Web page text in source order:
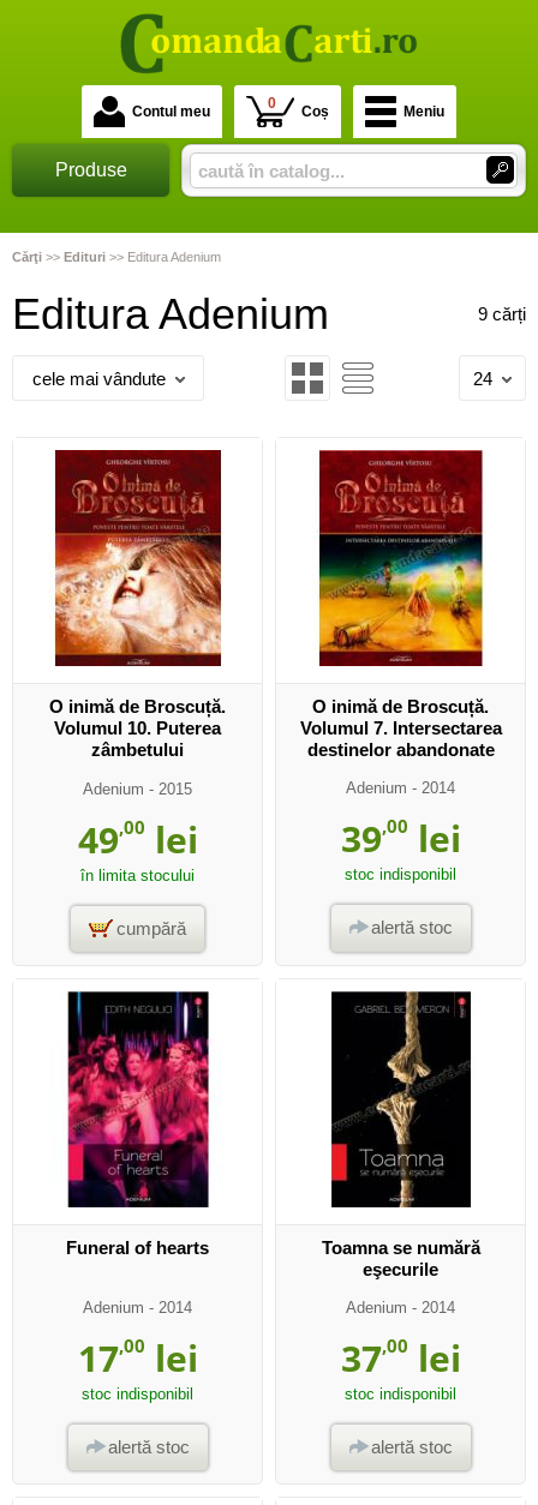
Contul meu 0 Coș Meniu
Produse
Cărţi >> Edituri >> Editura Adenium
Editura Adenium 9 cărți
cele mai vândute 24
O inimă de Broscuță.
Volumul 10. Puterea
zâmbetului
Adenium - 2015
49,00 lei
în limita stocului
cumpără
O inimă de Broscuță.
Volumul 7. Intersectarea
destinelor abandonate
Adenium - 2014
39,00 lei
stoc indisponibil
alertă stoc
Funeral of hearts
Adenium - 2014
17,00 lei
stoc indisponibil
alertă stoc
Toamna se numără
eşecurile
Adenium - 2014
37,00 lei
stoc indisponibil
alertă stoc